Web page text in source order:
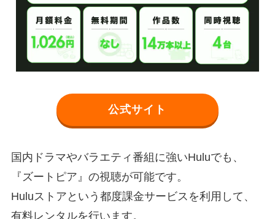
公式サイト
国内ドラマやバラエティ番組に強いHuluでも、
『ズートピア』の視聴が可能です。
Huluストアという都度課金サービスを利用して、
有料レンタルを行います。